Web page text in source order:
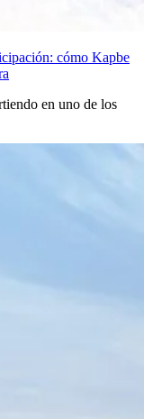
cómo Kapbe
en uno de los